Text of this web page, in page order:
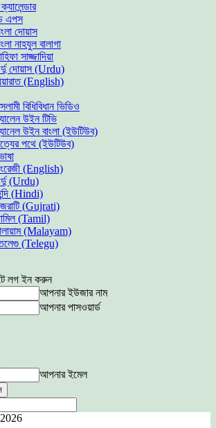
এপস
দোয়াস
নাহযুল বালাগা
সাজ্জাদিয়া
দোয়াস (Urdu)
(English)
বিধিবিধান ভিডিও
উইন টিভি
উইন বাংলা (ইউটিউব)
পথে (ইউটিউব)
(English)
(Urdu)
(Hindi)
(Gujrati)
(Tamil)
(Malayam)
(Telegu)
লগ ইন করুন
আপনার ইউজার নাম
আপনার পাসওয়ার্ড
আপনার ইমেল